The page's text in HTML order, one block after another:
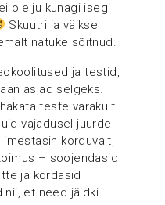
ole ju kunagi isegi
Skuutri ja väikse
natuke sõitnud.
ja testid,
asjad selgeks.
teste varakult
vajadusel juurde
imestasin korduvalt,
– soojendasid
ja kordasid
et need jäidki